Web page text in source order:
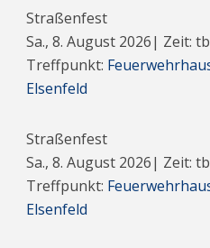
Straßenfest
Sa., 8. August 2026| Zeit:
Treffpunkt:
Elsenfeld
Straßenfest
Sa., 8. August 2026| Zeit:
Treffpunkt:
Elsenfeld